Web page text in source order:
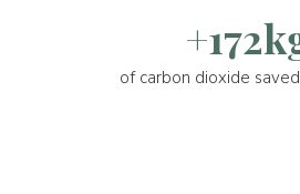
of carbon dioxide